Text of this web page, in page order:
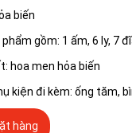
biến
phẩm gồm: 1 ấm, 6 ly, 7
hoa men hỏa biến
kiện đi kèm: ống tăm,
hàng